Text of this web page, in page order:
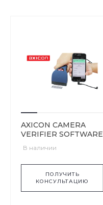
AXICON CAMERA
VERIFIER SOFTWARE
В наличии
ПОЛУЧИТЬ
КОНСУЛЬТАЦИЮ